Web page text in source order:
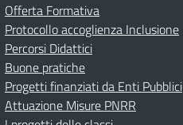
Offerta Formativa
Protocollo accoglienza Inclusione
Percorsi Didattici
Buone pratiche
Progetti finanziati da Enti Pubblici
Attuazione Misure PNRR